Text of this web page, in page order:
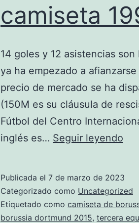
camiseta
14 goles y 12 asistencias
ya ha empezado a
precio de mercado se ha
(150M es su cláusula de
Fútbol del Centro
inglés es… Seguir leyendo
1997
Publicada el 7 de marzo de 2023
Categorizado como Uncategorized
Etiquetado como camiseta de
borussia dortmund 2015, tercera